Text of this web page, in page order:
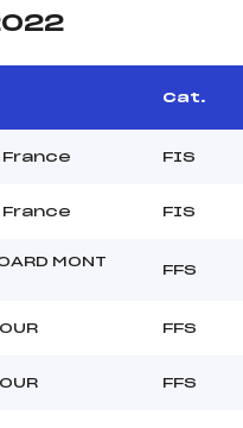
Cat.
FIS
FIS
MONT
FFS
FFS
FFS